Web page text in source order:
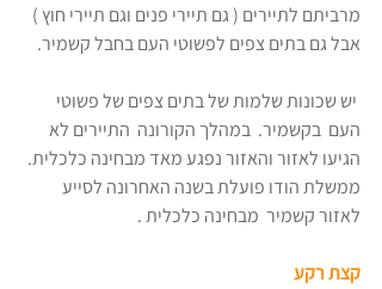
מרביתם לתיירים ( גם תיירי פנים וגם תיירי חוץ )
אבל גם בתים צפים לפשוטי העם בחבל קשמיר.
יש שכונות שלמות של בתים צפים של פשוטי
העם  בקשמיר.  במהלך הקורונה  התיירים לא
הגיעו לאזור והאזור נפגע מאד מבחינה כלכלית.
ממשלת הודו פועלת בשנה האחרונה לסייע
לאזור קשמיר  מבחינה כלכלית .
קצת רקע